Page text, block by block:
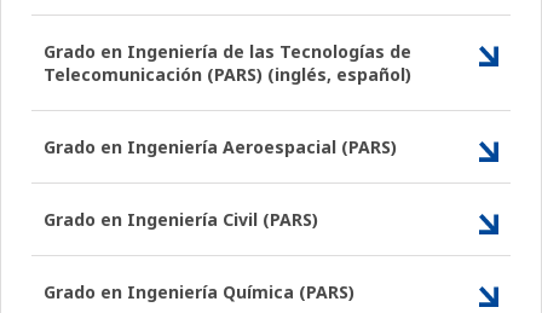
Grado en Ingeniería de las Tecnologías de
Telecomunicación (PARS) (inglés, español)
Grado en Ingeniería Aeroespacial (PARS)
Grado en Ingeniería Civil (PARS)
Grado en Ingeniería Química (PARS)